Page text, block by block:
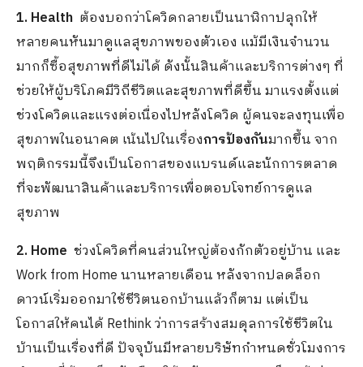
1. Health ต้องบอกว่าโควิดกลายเป็นนาฬิกาปลุกให้
หลายคนหันมาดูแลสุขภาพของตัวเอง แม้มีเงินจำนวน
มากก็ซื้อสุขภาพที่ดีไม่ได้ ดังนั้นสินค้าและบริการต่างๆ ที่
ช่วยให้ผู้บริโภคมีวิถีชีวิตและสุขภาพที่ดีขึ้น มาแรงตั้งแต่
ช่วงโควิดและแรงต่อเนื่องไปหลังโควิด ผู้คนจะลงทุนเพื่อ
สุขภาพในอนาคต เน้นไปในเรื่องการป้องกันมากขึ้น จาก
พฤติกรรมนี้จึงเป็นโอกาสของแบรนด์และนักการตลาด
ที่จะพัฒนาสินค้าและบริการเพื่อตอบโจทย์การดูแล
สุขภาพ
2. Home ช่วงโควิดที่คนส่วนใหญ่ต้องกักตัวอยู่บ้าน และ
Work from Home นานหลายเดือน หลังจากปลดล็อก
ดาวน์เริ่มออกมาใช้ชีวิตนอกบ้านแล้วก็ตาม แต่เป็น
โอกาสให้คนได้ Rethink ว่าการสร้างสมดุลการใช้ชีวิตใน
บ้านเป็นเรื่องที่ดี ปัจจุบันมีหลายบริษัทกำหนดชั่วโมงการ